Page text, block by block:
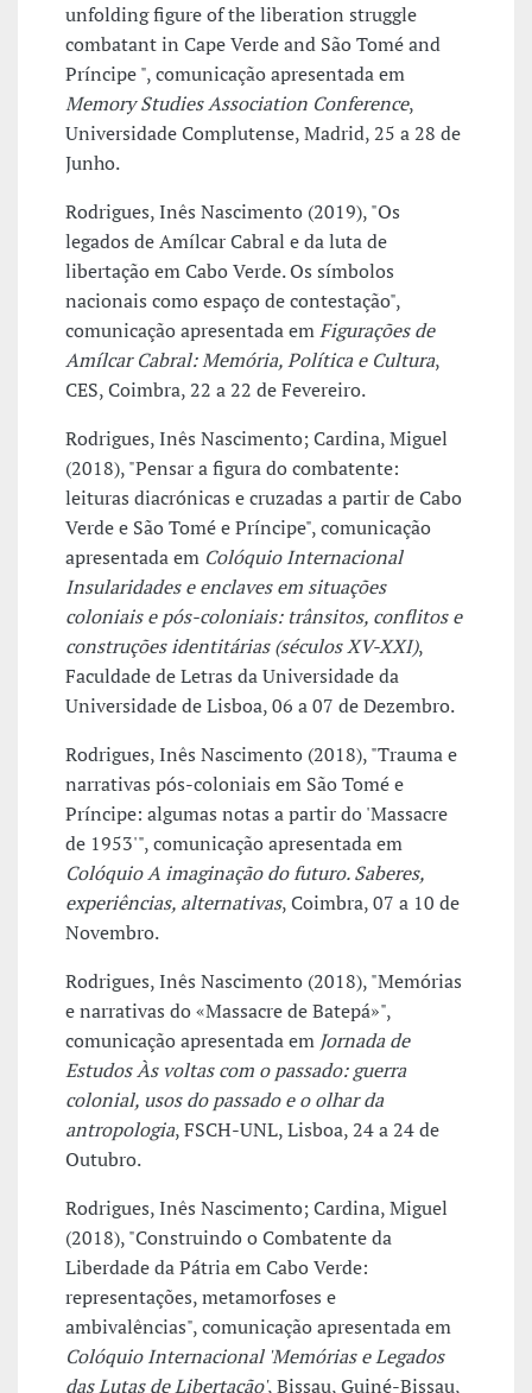
unfolding figure of the liberation struggle
combatant in Cape Verde and São Tomé and
Príncipe ", comunicação apresentada em
Memory Studies Association Conference,
Universidade Complutense, Madrid, 25 a 28 de
Junho.
Rodrigues, Inês Nascimento (2019), "Os
legados de Amílcar Cabral e da luta de
libertação em Cabo Verde. Os símbolos
nacionais como espaço de contestação",
comunicação apresentada emFigurações de
Amílcar Cabral: Memória, Política e Cultura,
CES, Coimbra, 22 a 22 de Fevereiro.
Rodrigues, Inês Nascimento; Cardina, Miguel
(2018), "Pensar a figura do combatente:
leituras diacrónicas e cruzadas a partir de Cabo
Verde e São Tomé e Príncipe", comunicação
apresentada em Colóquio Internacional
Insularidades e enclaves em situações
coloniais e pós-coloniais: trânsitos, conflitos e
construções identitárias (séculos XV-XXI),
Faculdade de Letras da Universidade da
Universidade de Lisboa, 06 a 07 de Dezembro.
Rodrigues, Inês Nascimento (2018), "Trauma e
narrativas pós-coloniais em São Tomé e
Príncipe: algumas notas a partir do 'Massacre
de 1953'", comunicação apresentada em
Colóquio A imaginação do futuro. Saberes,
experiências, alternativas, Coimbra, 07 a 10 de
Novembro.
Rodrigues, Inês Nascimento (2018), "Memórias
e narrativas do «Massacre de Batepá»",
comunicação apresentada em Jornada de
Estudos Às voltas com o passado: guerra
colonial, usos do passado e o olhar da
antropologia, FSCH-UNL, Lisboa, 24 a 24 de
Outubro.
Rodrigues, Inês Nascimento; Cardina, Miguel
(2018), "Construindo o Combatente da
Liberdade da Pátria em Cabo Verde:
representações, metamorfoses e
ambivalências", comunicação apresentada em
Colóquio Internacional 'Memórias e Legados
das Lutas de Libertação', Bissau, Guiné-Bissau,